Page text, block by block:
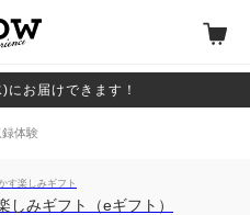
お届けできます！
録体験
す楽しみギフト
しみギフト（eギフト）